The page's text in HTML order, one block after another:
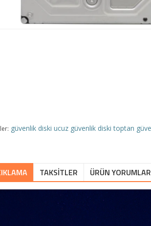
güvenlik diski ucuz güvenlik diski toptan
TAKSITLER ÜRÜN